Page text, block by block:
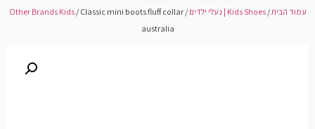
עמוד הבית/Kids Shoes | נעלי ילדים /
Other Brands Kids/ Classic mini boots fluff collar
australia